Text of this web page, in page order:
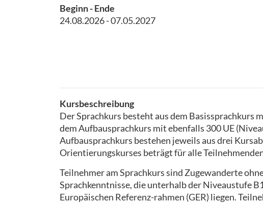
Beginn - Ende
24.08.2026 - 07.05.2027
Kursbeschreibung
Der Sprachkurs besteht aus dem Basissprachkurs
dem Aufbausprachkurs mit ebenfalls 300 UE
Aufbausprachkurs bestehen jeweils aus drei
Orientierungskurses beträgt für alle
Teilnehmer am Sprachkurs sind Zugewanderte
Sprachkenntnisse, die unterhalb der Niveaustufe
Europäischen Referenz-rahmen (GER) liegen.